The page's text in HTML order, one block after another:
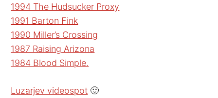
1994 The Hudsucker Proxy
1991 Barton Fink
1990 Miller’s Crossing
1987 Raising Arizona
1984 Blood Simple.
Luzarjev videospot 🙂